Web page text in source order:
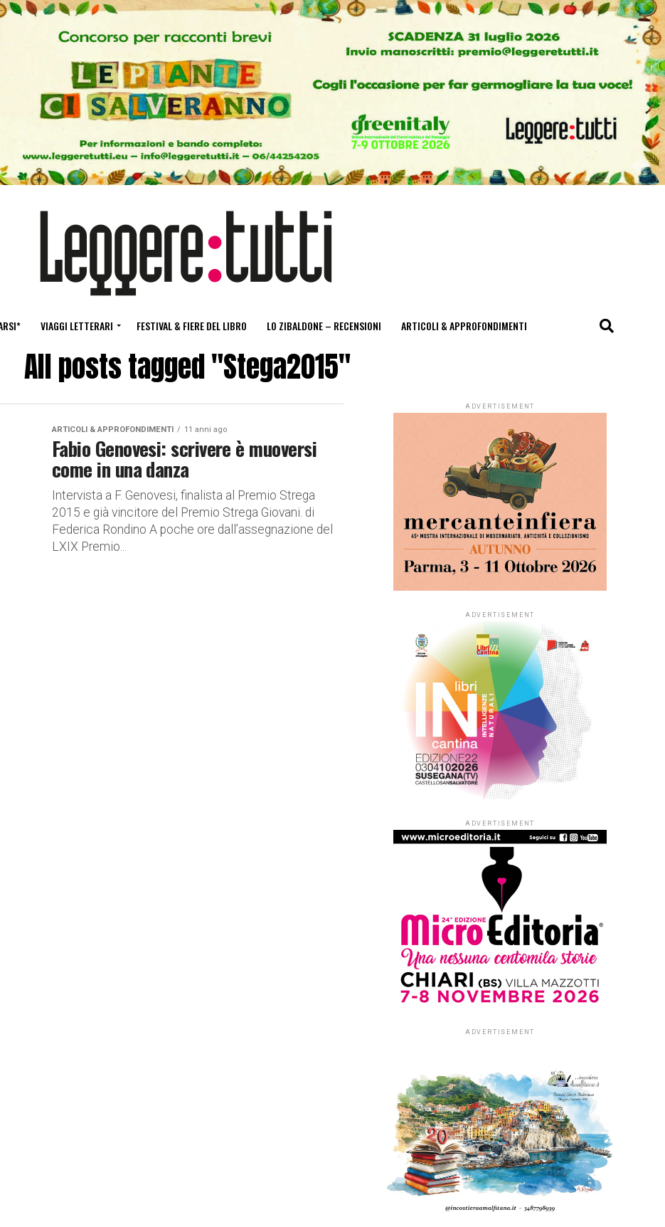
VIAGGI LETTERARI FESTIVAL & FIERE DEL LIBRO LO ZIBALDONE – RECENSIONI ARTICOLI & APPROFONDIMENTI
All posts tagged "Stega2015"
ARTICOLI & APPROFONDIMENTI 11 anni ago
Fabio Genovesi: scrivere è muoversi
come in una danza
Intervista a F. Genovesi, finalista al Premio Strega
2015 e già vincitore del Premio Strega Giovani. di
Federica Rondino A poche ore dall’assegnazione del
LXIX Premio...
ADVERTISEMENT
ADVERTISEMENT
ADVERTISEMENT
ADVERTISEMENT